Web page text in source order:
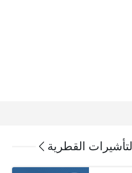
التأشيرات القطرية